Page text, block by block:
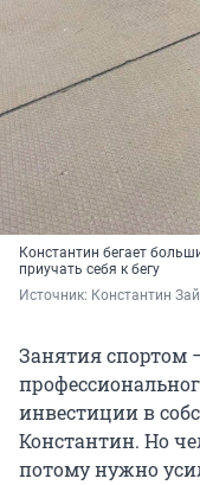
Константин бегает
приучать себя к бегу
Источник: Константин
Занятия спортом
инвестиции в
Константин. Но
потому нужно